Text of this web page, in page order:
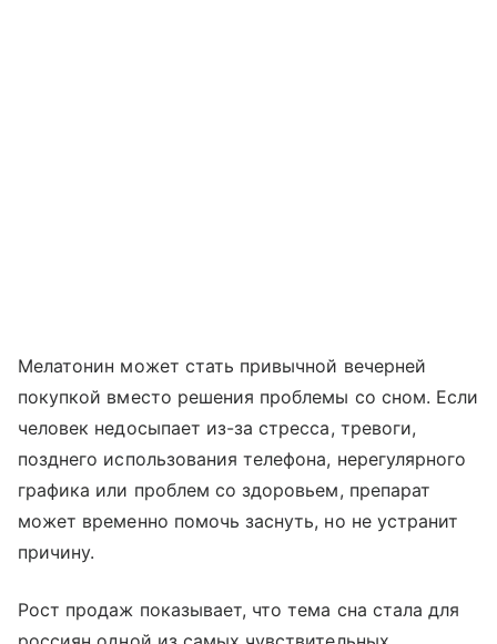
Мелатонин может стать привычной вечерней
покупкой вместо решения проблемы со сном. Если
человек недосыпает из-за стресса, тревоги,
позднего использования телефона, нерегулярного
графика или проблем со здоровьем, препарат
может временно помочь заснуть, но не устранит
причину.
Рост продаж показывает, что тема сна стала для